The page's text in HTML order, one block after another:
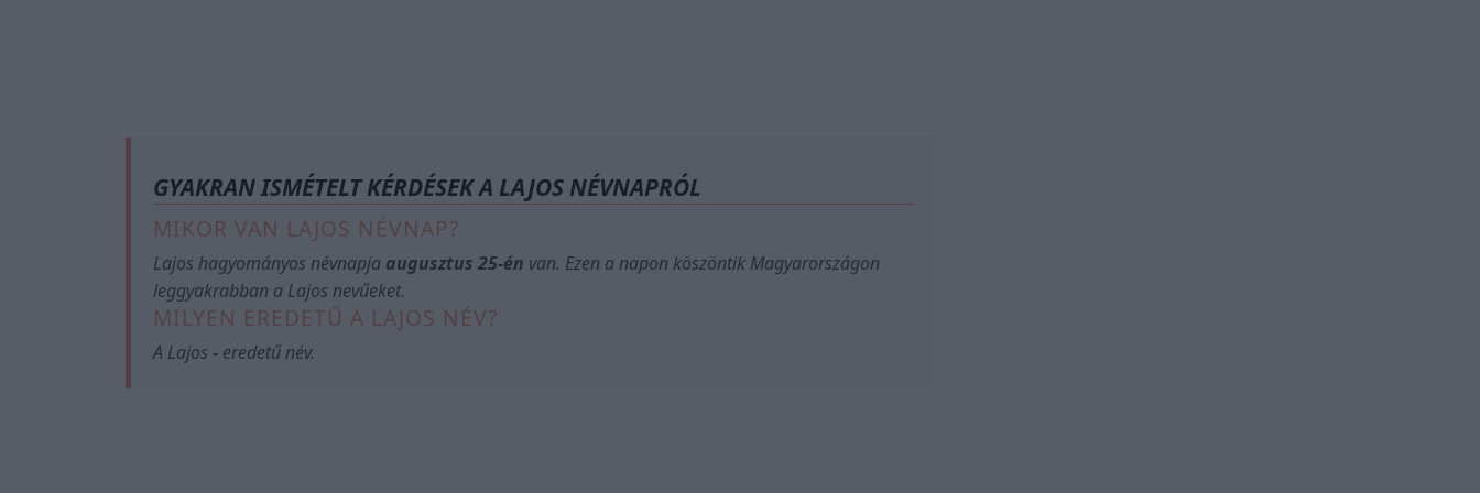
GYAKRAN ISMÉTELT KÉRDÉSEK A LAJOS NÉVNAPRÓL
MIKOR VAN LAJOS NÉVNAP?
Lajos hagyományos névnapja augusztus 25-én van. Ezen a napon köszöntik Magyarországon
leggyakrabban a Lajos nevűeket.
MILYEN EREDETŰ A LAJOS NÉV?
A Lajos - eredetű név.